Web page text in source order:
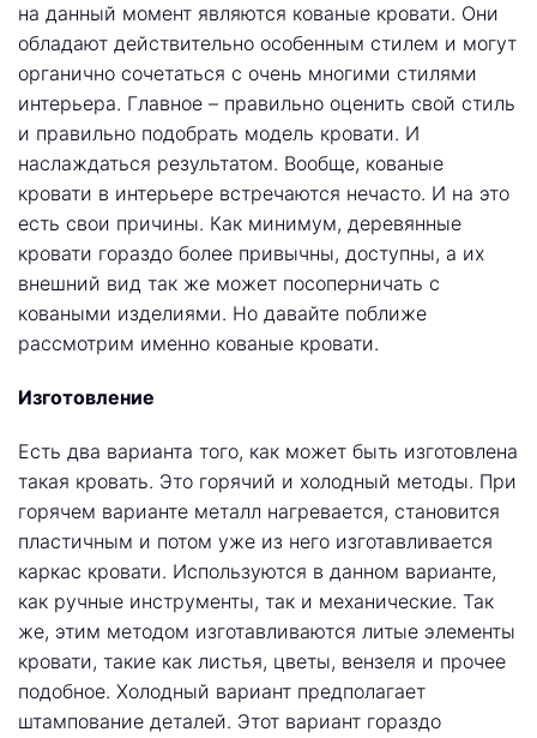
на данный момент являются кованые кровати. Они
обладают действительно особенным стилем и могут
органично сочетаться с очень многими стилями
интерьера. Главное – правильно оценить свой стиль
и правильно подобрать модель кровати. И
наслаждаться результатом. Вообще, кованые
кровати в интерьере встречаются нечасто. И на это
есть свои причины. Как минимум, деревянные
кровати гораздо более привычны, доступны, а их
внешний вид так же может посоперничать с
коваными изделиями. Но давайте поближе
рассмотрим именно кованые кровати.
Изготовление
Есть два варианта того, как может быть изготовлена
такая кровать. Это горячий и холодный методы. При
горячем варианте металл нагревается, становится
пластичным и потом уже из него изготавливается
каркас кровати. Используются в данном варианте,
как ручные инструменты, так и механические. Так
же, этим методом изготавливаются литые элементы
кровати, такие как листья, цветы, вензеля и прочее
подобное. Холодный вариант предполагает
штампование деталей. Этот вариант гораздо